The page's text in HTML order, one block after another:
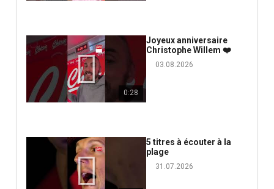
0:28
Joyeux anniversaire
Christophe Willem ❤️
03.08.2026
5 titres à écouter à la
plage
31.07.2026